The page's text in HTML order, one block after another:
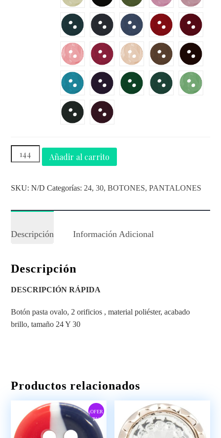
Añadir al carrito
SKU:N/D Categorías: 24,30,BOTONES,PANTALONES
Descripción Información Adicional
Descripción
DESCRIPCIÓN RÁPIDA
Botón pasta ovalo, 2 orificios , material poliéster, acabado
brillo, tamaño 24 Y 30
Productos relacionados
¡OFER
TA!